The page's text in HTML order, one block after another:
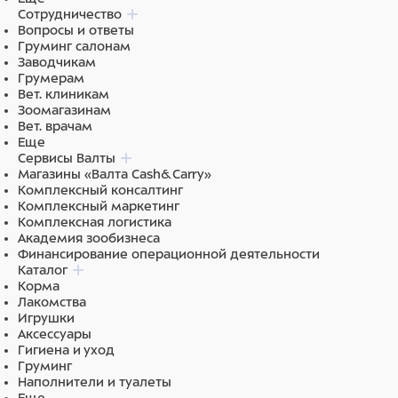
Ингредиенты
Состав: Рыба и побочные рыбные продукты,
Экстракты растительного белка, Зерновые культуры,
Дрожжи, Моллюски и раки, Масла и жиры,Овощи,
Растительные продукты, Водоросли, Минеральные
вещества, Сахар(Олигофруктоза 0,25%).
Сотрудничество
Вопросы и ответы
Груминг салонам
Заводчикам
Грумерам
Вет. клиникам
Зоомагазинам
Вет. врачам
Еще
Сервисы Валты
Магазины «Валта Cash&Carry»
Комплексный консалтинг
Комплексный маркетинг
Комплексная логистика
Академия зообизнеса
Финансирование операционной деятельности
Каталог
Корма
Лакомства
Игрушки
Аксессуары
Гигиена и уход
Груминг
Наполнители и туалеты